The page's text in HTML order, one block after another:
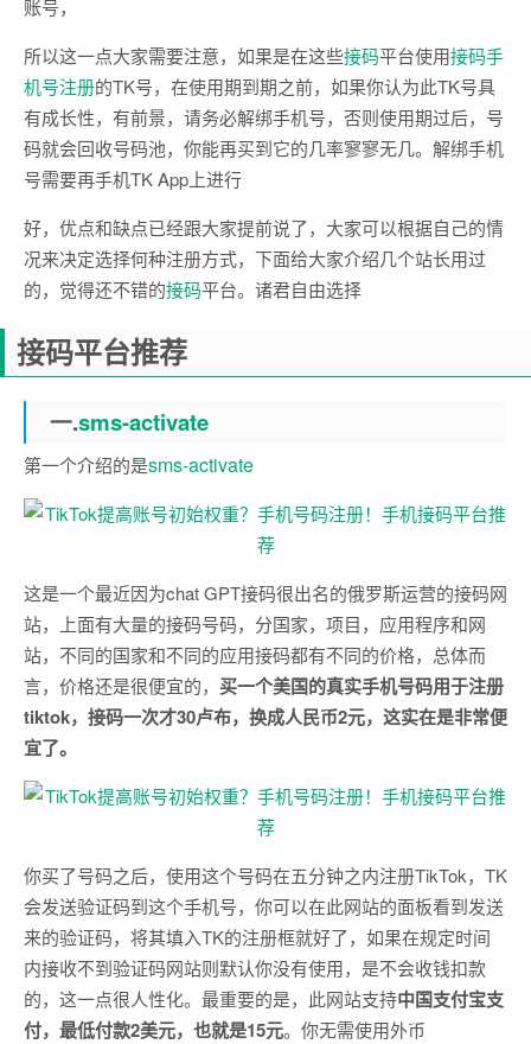
账号，
所以这一点大家需要注意，如果是在这些接码平台使用接码手
机号注册的TK号，在使用期到期之前，如果你认为此TK号具
有成长性，有前景，请务必解绑手机号，否则使用期过后，号
码就会回收号码池，你能再买到它的几率寥寥无几。解绑手机
号需要再手机TK App上进行
好，优点和缺点已经跟大家提前说了，大家可以根据自己的情
况来决定选择何种注册方式，下面给大家介绍几个站长用过
的，觉得还不错的接码平台。诸君自由选择
接码平台推荐
一.sms-activate
第一个介绍的是sms-activate
这是一个最近因为chat GPT接码很出名的俄罗斯运营的接码网
站，上面有大量的接码号码，分国家，项目，应用程序和网
站，不同的国家和不同的应用接码都有不同的价格，总体而
言，价格还是很便宜的， 买一个美国的真实手机号码用于注册
tiktok，接码一次才30卢布，换成人民币2元，这实在是非常便
宜了。
你买了号码之后，使用这个号码在五分钟之内注册TikTok，TK
会发送验证码到这个手机号，你可以在此网站的面板看到发送
来的验证码，将其填入TK的注册框就好了，如果在规定时间
内接收不到验证码网站则默认你没有使用，是不会收钱扣款
的，这一点很人性化。最重要的是，此网站支持中国支付宝支
付，最低付款2美元，也就是15元。你无需使用外币